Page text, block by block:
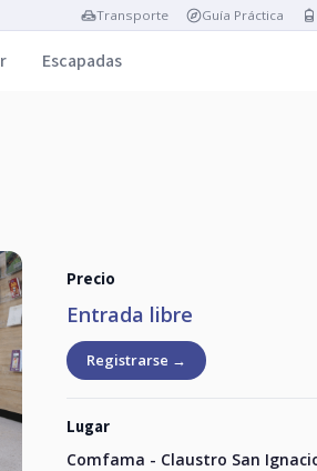
Transporte Guía Práctica
Escapadas
Precio
Entrada libre
Registrarse →
Lugar
Comfama - Claustro San